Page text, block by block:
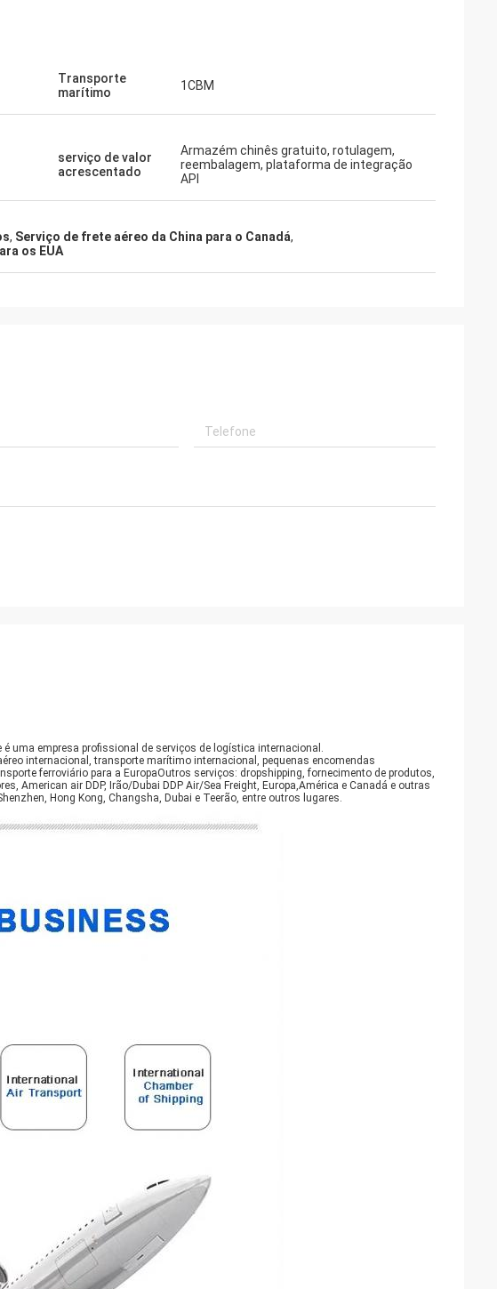
Transporte
marítimo
1CBM
serviço de valor
acrescentado
Armazém chinês gratuito, rotulagem,
reembalagem, plataforma de integração
API
, Serviço de frete aéreo da China para o Canadá,
os EUA
uma empresa profissional de serviços de logística internacional.
internacional, transporte marítimo internacional, pequenas encomendas
ferroviário para a EuropaOutros serviços: dropshipping, fornecimento de produtos,
American air DDP, Irão/Dubai DDP Air/Sea Freight, Europa,América e Canadá e outras
Hong Kong, Changsha, Dubai e Teerão, entre outros lugares.